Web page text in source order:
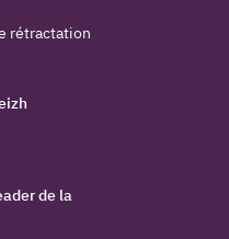
rétractation
de la